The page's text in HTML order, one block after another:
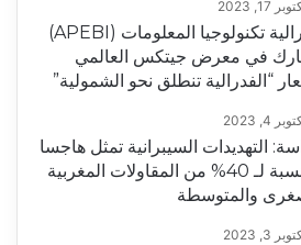
17, 2023
فدرالية تكنولوجيا المعلومات (APEBI)
في معرض جيتكس العالمي
“الفدرالية تنطلق نحو الشمولية”
4, 2023
التهديدات السيبرانية تمثل هاجسا
بالنسبة لـ 40% من المقاولات المغربية
والمتوسطة
3, 2023